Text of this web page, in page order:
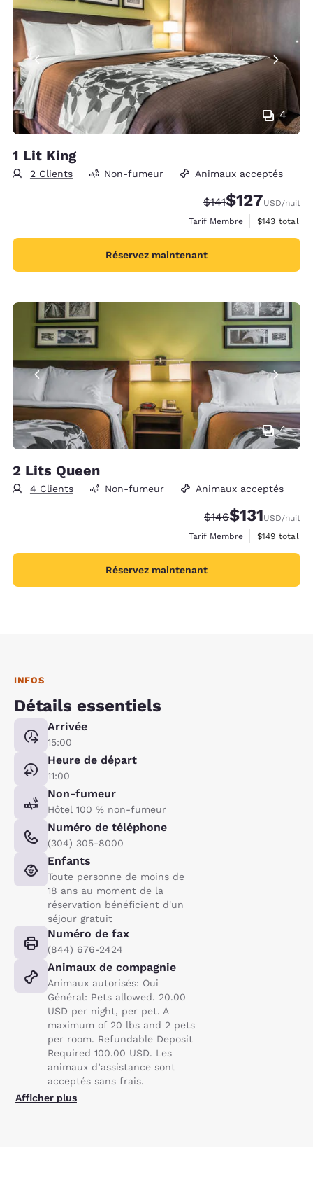
4
1 Lit King
2 Clients Non-fumeur Animaux acceptés
Tarif barré :
$141Tarif réduit :
$127USD/nuit
Tarif Membre
Afficher les
$143 total
Réservez maintenant
4
2 Lits Queen
4 Clients Non-fumeur Animaux acceptés
Tarif barré :
$146Tarif réduit :
$131USD/nuit
Tarif Membre
Afficher les
$149 total
Réservez maintenant
INFOS
Détails essentiels
Arrivée
15:00
Heure de départ
11:00
Non-fumeur
Hôtel 100 % non-fumeur
Numéro de téléphone
(304) 305-8000
Enfants
Toute personne de moins de
18 ans au moment de la
réservation bénéficient d'un
séjour gratuit
Numéro de fax
(844) 676-2424
Animaux de compagnie
Animaux autorisés: Oui
Général: Pets allowed. 20.00
USD per night, per pet. A
maximum of 20 lbs and 2 pets
per room. Refundable Deposit
Required 100.00 USD. Les
animaux d’assistance sont
acceptés sans frais.
Afficher plus